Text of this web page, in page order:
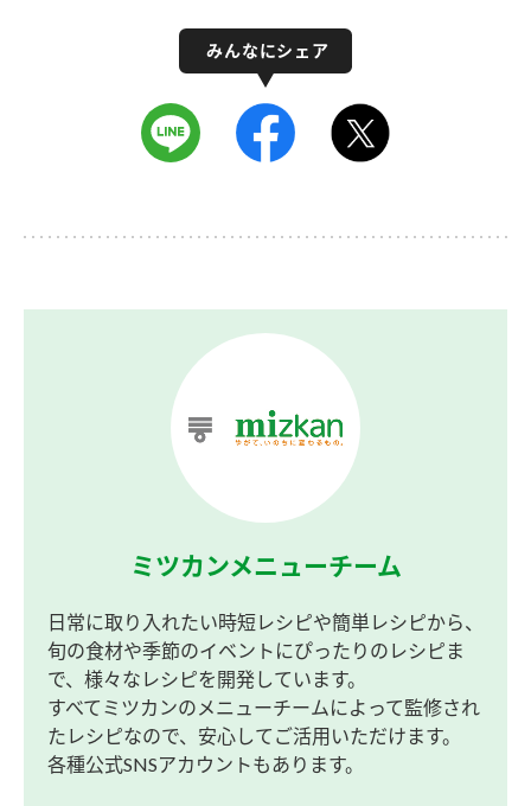
ミツカンメニューチーム
日常に取り入れたい時短レシピや簡単レシピから、
旬の食材や季節のイベントにぴったりのレシピま
で、様々なレシピを開発しています。
すべてミツカンのメニューチームによって監修され
たレシピなので、安心してご活用いただけます。
各種公式SNSアカウントもあります。